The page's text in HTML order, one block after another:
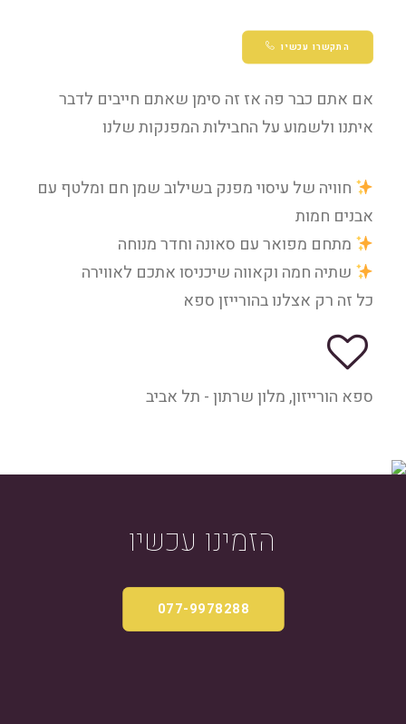
התקשרו עכשיו
אם אתם כבר פה אז זה סימן שאתם חייבים לדבר
איתנו ולשמוע על החבילות המפנקות שלנו
חוויה של עיסוי מפנק בשילוב שמן חם ומלטף עם
אבנים חמות
מתחם מפואר עם סאונה וחדר מנוחה
שתיה חמה וקאווה שיכניסו אתכם לאווירה
כל זה רק אצלנו בהורייזן ספא
ספא הורייזון, מלון שרתון - תל אביב
הזמינו עכשיו
077-9978288